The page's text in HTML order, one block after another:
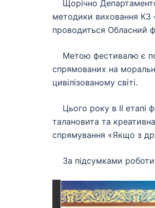
Щорічно
методики виховання КЗ
проводиться Обласний
Метою фестивалю є
спрямованих на
цивілізованому світі.
Цього року в ІІ етапі
талановита та
спрямування «Якщо з
За підсумками роботи